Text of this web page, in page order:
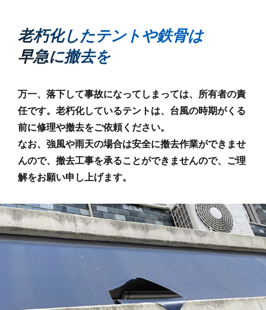
老朽化したテントや鉄骨は
早急に撤去を
万一、落下して事故になってしまっては、所有者の責
任です。老朽化しているテントは、台風の時期がくる
前に修理や撤去をご依頼ください。
なお、強風や雨天の場合は安全に撤去作業ができませ
んので、撤去工事を承ることができませんので、ご理
解をお願い申し上げます。